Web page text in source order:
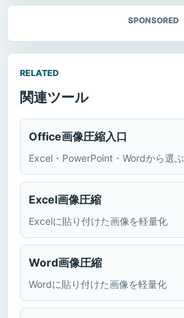
SPONSORED
RELATED
関連ツール
Office画像圧縮入口
Excel・PowerPoint・Wordから選ぶ
Excel画像圧縮
Excelに貼り付けた画像を軽量化
Word画像圧縮
Wordに貼り付けた画像を軽量化